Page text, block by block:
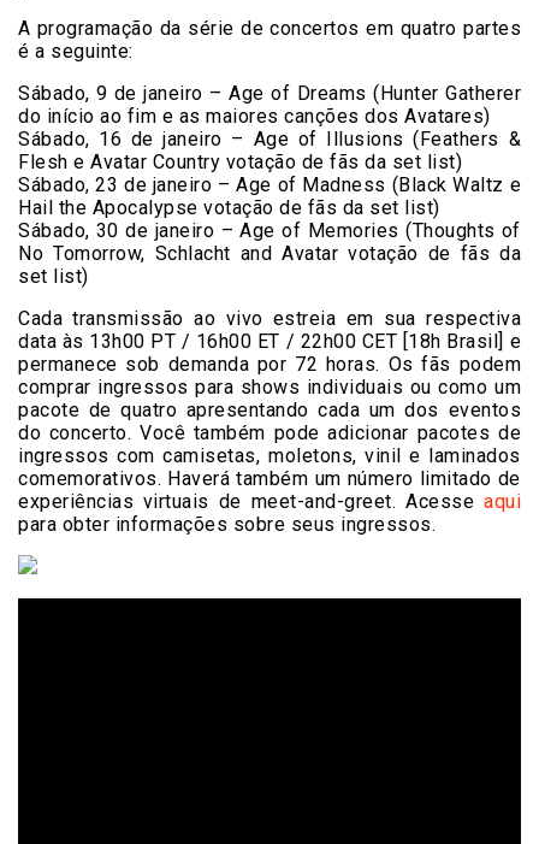
A programação da série de concertos em quatro partes
é a seguinte:
Sábado, 9 de janeiro – Age of Dreams (Hunter Gatherer
do início ao fim e as maiores canções dos Avatares)
Sábado, 16 de janeiro – Age of Illusions (Feathers &
Flesh e Avatar Country votação de fãs da set list)
Sábado, 23 de janeiro – Age of Madness (Black Waltz e
Hail the Apocalypse votação de fãs da set list)
Sábado, 30 de janeiro – Age of Memories (Thoughts of
No Tomorrow, Schlacht and Avatar votação de fãs da
set list)
Cada transmissão ao vivo estreia em sua respectiva
data às 13h00 PT / 16h00 ET / 22h00 CET [18h Brasil] e
permanece sob demanda por 72 horas. Os fãs podem
comprar ingressos para shows individuais ou como um
pacote de quatro apresentando cada um dos eventos
do concerto. Você também pode adicionar pacotes de
ingressos com camisetas, moletons, vinil e laminados
comemorativos. Haverá também um número limitado de
experiências virtuais de meet-and-greet. Acesse aqui
para obter informações sobre seus ingressos.